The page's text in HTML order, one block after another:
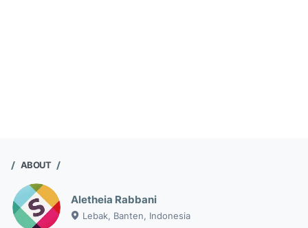
ABOUT
Aletheia Rabbani
Lebak, Banten, Indonesia